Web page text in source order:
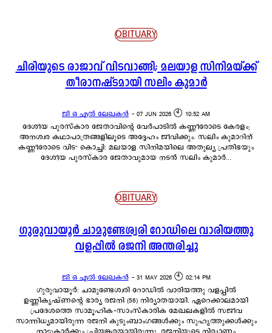
OBITUARY
ചിരിയുടെ രാജാവ് വിടവാങ്ങി; മലയാള സിനിമയ്ക്ക്
തീരാനഷ്ടമായി സലിം കുമാർ
ജി ഒ എൽ ലേഖകൻ - 07 JUN 2026 🕙 10:52 AM
ദേശീയ പുരസ്‌കാര ജേതാവിന്റെ വേർപാടിൽ കണ്ണീരോടെ കേരളം;
അനശ്വര കഥാപാത്രങ്ങളിലൂടെ അദ്ദേഹം ജീവിക്കും. സലിം കുമാറിന്
കണ്ണീരോടെ വിട" കൊച്ചി: മലയാള സിനിമയിലെ അതുല്യ പ്രതിഭയും
ദേശീയ പുരസ്‌കാര ജേതാവുമായ നടൻ സലിം കുമാർ...
OBITUARY
ഗുരുവായൂർ ചാമുണ്ടേശ്വരി റോഡിലെ വാരിയത്തു
വളപ്പിൽ രജനി അന്തരിച്ചു
ജി ഒ എൽ ലേഖകൻ - 31 MAY 2026 🕙 02:14 PM
ഗുരുവായൂർ: ചാമുണ്ടേശ്വരി റോഡിൽ വാരിയത്തു വളപ്പിൽ
ഉണ്ണികൃഷ്ണന്റെ ഭാര്യ രജനി (56) നിര്യാതയായി. ഏറെക്കാലമായി
പ്രദേശത്തെ സാമൂഹിക-സാംസ്കാരിക മേഖലകളിൽ സജീവ
സാന്നിധ്യമായിരുന്ന രജനി കുടുംബാംഗങ്ങൾക്കും സുഹൃത്തുക്കൾക്കും